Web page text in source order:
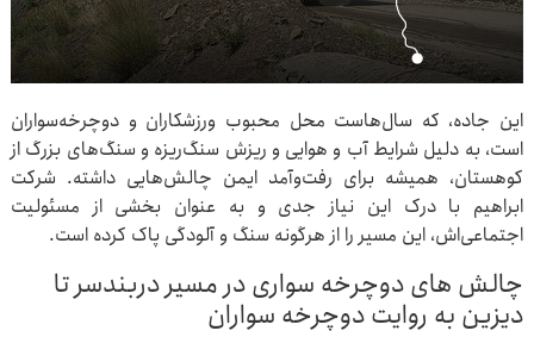
این جاده، که سال‌هاست محل محبوب ورزشکاران و دوچرخه‌سواران
است، به دلیل شرایط آب و هوایی و ریزش سنگ‌ریزه و سنگ‌های بزرگ از
کوهستان، همیشه برای رفت‌وآمد ایمن چالش‌هایی داشته. شرکت
ابراهیم با درک این نیاز جدی و به عنوان بخشی از مسئولیت
اجتماعی‌اش، این مسیر را از هرگونه سنگ و آلودگی پاک کرده است.
چالش های دوچرخه سواری در مسیر دربندسر تا
دیزین به روایت دوچرخه سواران